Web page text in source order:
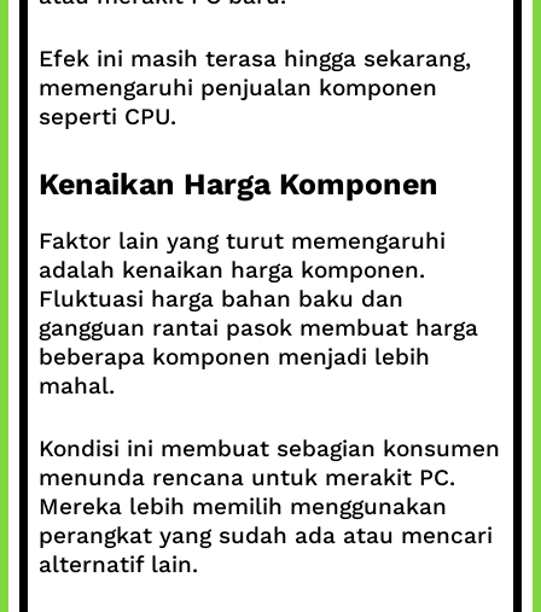
Efek ini masih terasa hingga sekarang,
memengaruhi penjualan komponen
seperti CPU.
Kenaikan Harga Komponen
Faktor lain yang turut memengaruhi
adalah kenaikan harga komponen.
Fluktuasi harga bahan baku dan
gangguan rantai pasok membuat harga
beberapa komponen menjadi lebih
mahal.
Kondisi ini membuat sebagian konsumen
menunda rencana untuk merakit PC.
Mereka lebih memilih menggunakan
perangkat yang sudah ada atau mencari
alternatif lain.